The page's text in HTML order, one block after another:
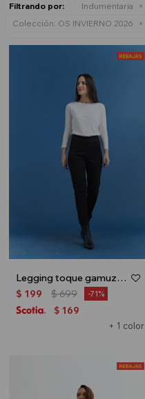
Filtrando por: Indumentaria
Colección: OS INVIERNO 2026
Legging toque gamuza - Negro
+ 1 color
$ 199 $699 71
$ 169